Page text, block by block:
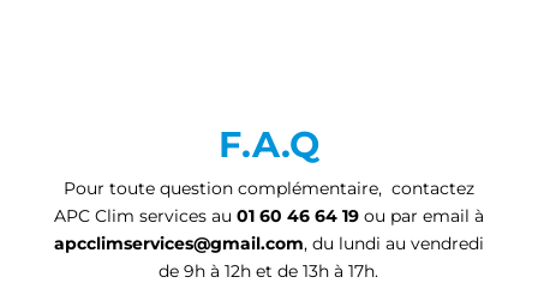
F.A.Q
Pour toute question complémentaire, contactez
APC Clim services au 01 60 46 64 19ou par email à
apcclimservices@gmail.com, du lundi au vendredi
de 9h à 12h et de 13h à 17h.